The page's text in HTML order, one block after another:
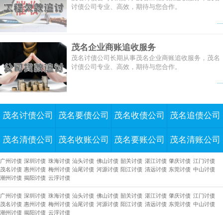
讨债公司专业、高效，期待与您合作。
茂名企业商账追收服务
茂名讨债公司长期从事茂名企业商账追收服务，茂名
讨债公司专业、高效，期待与您合作。
茂名讨债公司 茂名要债公司 茂名收债公司 茂名追债公司
茂名清债公司 茂名收账公司 茂名要账公司 茂名清账公司
广州讨债 深圳讨债 珠海讨债 汕头讨债 佛山讨债 韶关讨债 湛江讨债 肇庆讨债 江门讨债
茂名讨债 惠州讨债 梅州讨债 汕尾讨债 河源讨债 阳江讨债 清远讨债 东莞讨债 中山讨债
潮州讨债 揭阳讨债 云浮讨债
广州讨债 深圳讨债 珠海讨债 汕头讨债 佛山讨债 韶关讨债 湛江讨债 肇庆讨债 江门讨债
茂名讨债 惠州讨债 梅州讨债 汕尾讨债 河源讨债 阳江讨债 清远讨债 东莞讨债 中山讨债
潮州讨债 揭阳讨债 云浮讨债